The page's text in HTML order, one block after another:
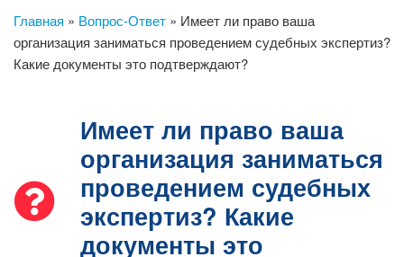
Главная » Вопрос-Ответ » Имеет ли право ваша
организация заниматься проведением судебных экспертиз?
Какие документы это подтверждают?
Имеет ли право ваша
организация заниматься
проведением судебных
экспертиз? Какие
документы это